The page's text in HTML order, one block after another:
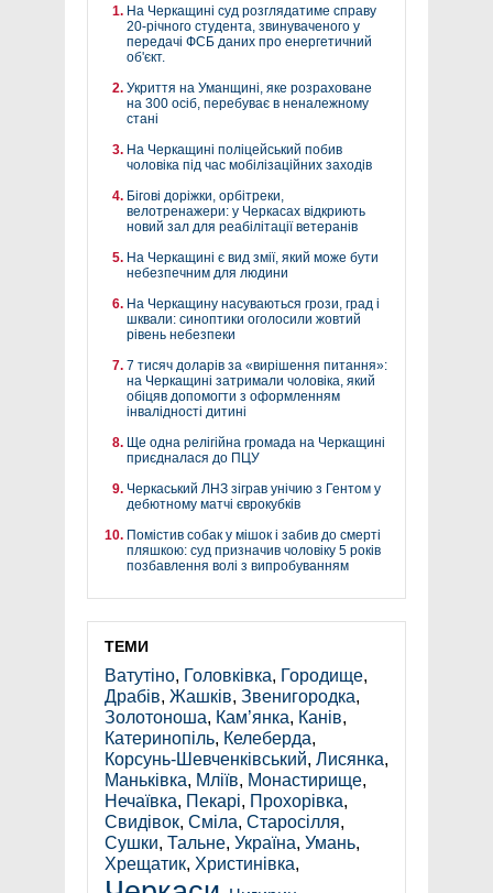
На Черкащині суд розглядатиме справу
20-річного студента, звинуваченого у
передачі ФСБ даних про енергетичний
об'єкт.
Укриття на Уманщині, яке розраховане
на 300 осіб, перебуває в неналежному
стані
На Черкащині поліцейський побив
чоловіка під час мобілізаційних заходів
Бігові доріжки, орбітреки,
велотренажери: у Черкасах відкриють
новий зал для реабілітації ветеранів
На Черкащині є вид змії, який може бути
небезпечним для людини
На Черкащину насуваються грози, град і
шквали: синоптики оголосили жовтий
рівень небезпеки
7 тисяч доларів за «вирішення питання»:
на Черкащині затримали чоловіка, який
обіцяв допомогти з оформленням
інвалідності дитині
Ще одна релігійна громада на Черкащині
приєдналася до ПЦУ
Черкаський ЛНЗ зіграв унічию з Гентом у
дебютному матчі єврокубків
Помістив собак у мішок і забив до смерті
пляшкою: суд призначив чоловіку 5 років
позбавлення волі з випробуванням
ТЕМИ
Ватутіно, Головківка, Городище,
Драбів, Жашків, Звенигородка,
Золотоноша, Кам’янка, Канів,
Катеринопіль, Келеберда,
Корсунь-Шевченківський, Лисянка,
Маньківка, Мліїв, Монастирище,
Нечаївка, Пекарі, Прохорівка,
Свидівок, Сміла, Старосілля,
Сушки, Тальне, Україна, Умань,
Хрещатик, Христинівка,